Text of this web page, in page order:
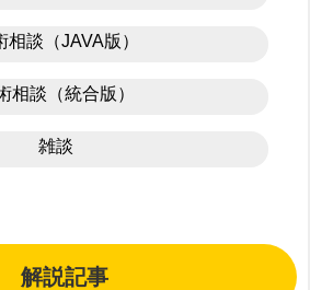
相談（JAVA版）
相談（統合版）
雑談
解説記事